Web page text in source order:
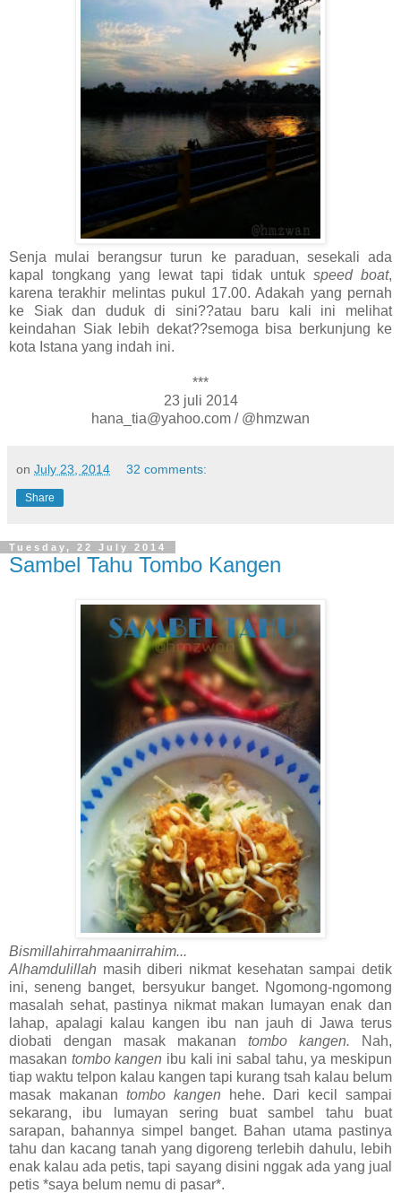
Senja mulai berangsur turun ke paraduan, sesekali ada
kapal tongkang yang lewat tapi tidak untuk speed boat,
karena terakhir melintas pukul 17.00. Adakah yang pernah
ke Siak dan duduk di sini??atau baru kali ini melihat
keindahan Siak lebih dekat??semoga bisa berkunjung ke
kota Istana yang indah ini.
***
23 juli 2014
hana_tia@yahoo.com / @hmzwan
on July 23, 2014 32 comments:
Share
Tuesday, 22 July 2014
Sambel Tahu Tombo Kangen
Bismillahirrahmaanirrahim...
Alhamdulillah masih diberi nikmat kesehatan sampai detik
ini, seneng banget, bersyukur banget. Ngomong-ngomong
masalah sehat, pastinya nikmat makan lumayan enak dan
lahap, apalagi kalau kangen ibu nan jauh di Jawa terus
diobati dengan masak makanan tombo kangen.
Nah,
masakan tombo kangen ibu kali ini sabal tahu, ya meskipun
tiap waktu telpon kalau kangen tapi kurang tsah kalau belum
masak makanan tombo kangen hehe. Dari kecil sampai
sekarang, ibu lumayan sering buat sambel tahu buat
sarapan, bahannya simpel banget. Bahan utama pastinya
tahu dan kacang tanah yang digoreng terlebih dahulu, lebih
enak kalau ada petis, tapi sayang disini nggak ada yang jual
petis *saya belum nemu di pasar*.